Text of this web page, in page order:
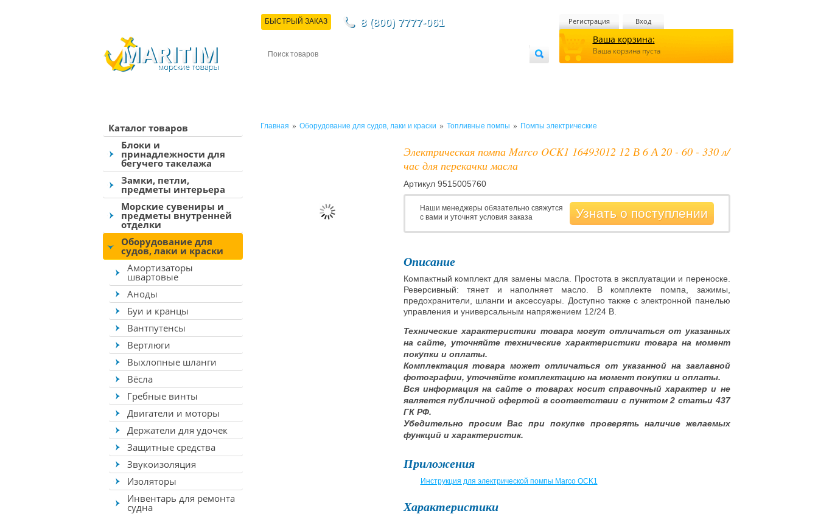
Регистрация Вход
Ваша корзина:
Ваша корзина пуста
БЫСТРЫЙ ЗАКАЗ 8 (800) 7777-061
Каталог товаров
Блоки и
принадлежности для
бегучего такелажа
Замки, петли,
предметы интерьера
Морские сувениры и
предметы внутренней
отделки
Оборудование для
судов, лаки и краски
Амортизаторы
швартовые
Аноды
Буи и кранцы
Вантпутенсы
Вертлюги
Выхлопные шланги
Вёсла
Гребные винты
Двигатели и моторы
Держатели для удочек
Защитные средства
Звукоизоляция
Изоляторы
Инвентарь для ремонта
судна
Главная » Оборудование для судов, лаки и краски » Топливные помпы » Помпы электрические
Электрическая помпа Marco OCK1 16493012 12 В 6 А 20 - 60 - 330 л/
час для перекачки масла
Артикул 9515005760
Наши менеджеры обязательно свяжутся
с вами и уточнят условия заказа
Узнать о поступлении
Описание
Компактный комплект для замены масла. Простота в эксплуатации и переноске.
Реверсивный: тянет и наполняет масло. В комплекте помпа, зажимы,
предохранители, шланги и аксессуары. Доступно также с электронной панелью
управления и универсальным напряжением 12/24 В.
Технические характеристики товара могут отличаться от указанных
на сайте, уточняйте технические характеристики товара на момент
покупки и оплаты.
Комплектация товара может отличаться от указанной на заглавной
фотографии, уточняйте комплектацию на момент покупки и оплаты.
Вся информация на сайте о товарах носит справочный характер и не
является публичной офертой в соответствии с пунктом 2 статьи 437
ГК РФ.
Убедительно просим Вас при покупке проверять наличие желаемых
функций и характеристик.
Приложения
Инструкция для электрической помпы Marco OCK1
Характеристики